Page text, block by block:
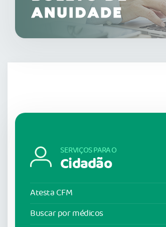
SERVIÇOS PARA O
Cidadão
Atesta CFM
Buscar por médicos